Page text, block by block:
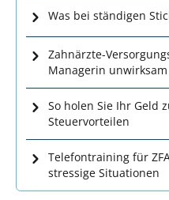
Was bei ständigen
Zahnärzte-
Managerin unwirksam
So holen Sie Ihr Geld
Steuervorteilen
Telefontraining für
stressige Situationen